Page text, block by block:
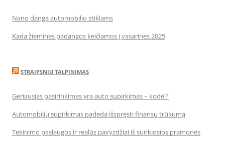
Nano danga automobilio stiklams
Kada žieminės padangos keičiamos į vasarines 2025
STRAIPSNIU TALPINIMAS
Geriausias pasirinkimas yra auto supirkimas – kodėl?
Automobilių supirkimas padeda išspręsti finansų trūkumą
Tekinimo paslaugos ir realūs pavyzdžiai iš sunkiosios pramonės